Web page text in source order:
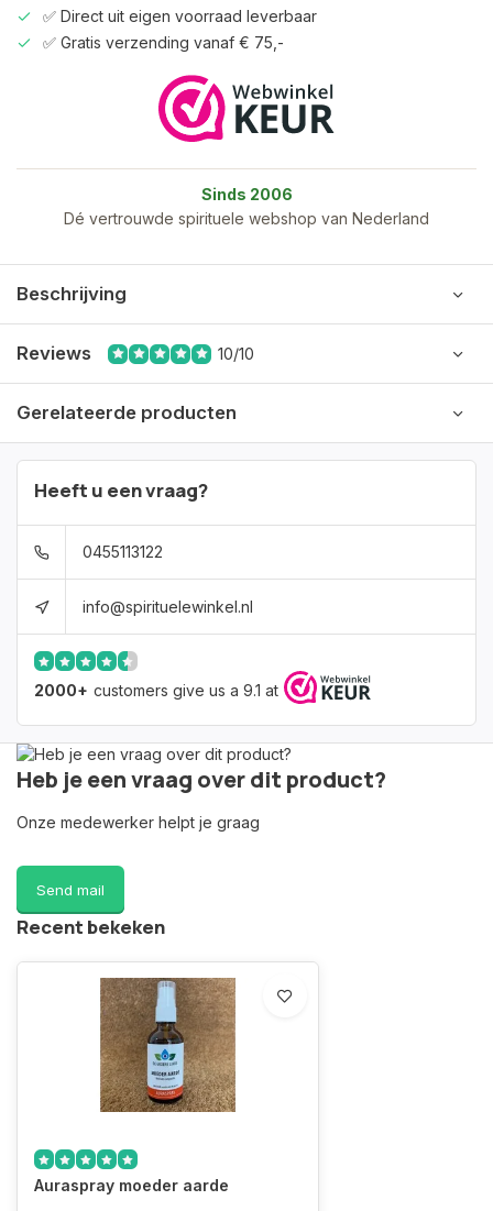
✅ Direct uit eigen voorraad leverbaar
✅ Gratis verzending vanaf € 75,-
Sinds 2006
Dé vertrouwde spirituele webshop van Nederland
Beschrijving
Reviews 10/10
Gerelateerde producten
Heeft u een vraag?
0455113122
info@spirituelewinkel.nl
2000+ customers give us a 9.1 at
Heb je een vraag over dit product?
Onze medewerker helpt je graag
Send mail
Recent bekeken
Auraspray moeder aarde